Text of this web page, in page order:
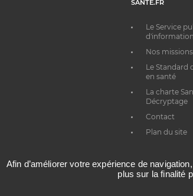
SANTE.FR
Le Service
Nos missions
Le Standard
en santé
La charte
Décryptage
Contact
Plan du site
Afin d’améliorer votre expérience de
plus sur la finalité